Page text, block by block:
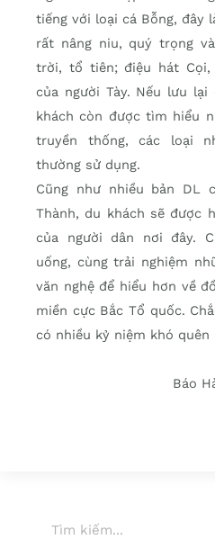
tiếng với loại cá Bỗng, đây
rất nâng niu, quý trọng
trời, tổ tiên; điệu hát
của người Tày. Nếu lưu
khách còn được tìm hiểu
truyền thống, các loại
thường sử dụng.
Cũng như nhiều bản DL
Thành, du khách sẽ được
của người dân nơi đây.
uống, cùng trải nghiệm
văn nghệ để hiểu hơn về
miền cực Bắc Tổ quốc.
có nhiều kỷ niệm khó quên
Báo